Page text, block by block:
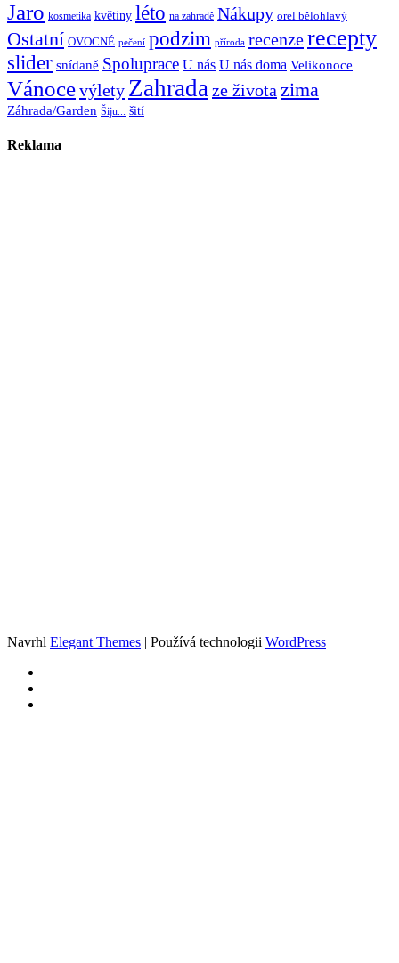
Jaro kosmetika květiny léto na zahradě Nákupy orel bělohlavý
Ostatní OVOCNÉ pečení podzim příroda recenzerecepty
slider snídaně Spoluprace U nás U nás doma Velikonoce
Vánocevýlety Zahradaze života zima
Záhrada/Garden Šiju... šití
Reklama
Navrhl Elegant Themes | Používá technologii WordPress